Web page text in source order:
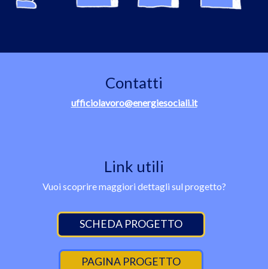
Contatti
ufficiolavoro@energiesociali.it
Link utili
Vuoi scoprire maggiori dettagli sul progetto?
SCHEDA PROGETTO
PAGINA PROGETTO